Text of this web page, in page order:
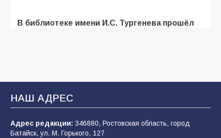
В библиотеке имени И.С. Тургенева прошёл
В Батайске продолжаются дорожные работы
108 04.08.2026
НАШ АДРЕС
Адрес редакции: 346880, Ростовская область, город
Батайск, ул. М. Горького, 127